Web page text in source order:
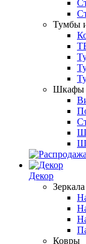
Тумбы
Шкафы
Декор
Зеркала
Ковры